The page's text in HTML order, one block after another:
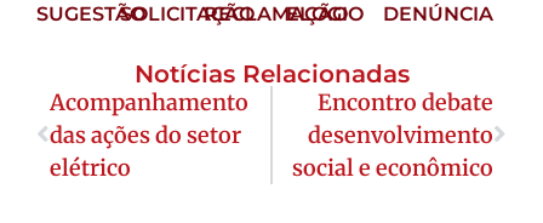
SUGESTÃOSOLICITAÇÃORECLAMAÇÃO
ELOGIO DENÚNCIA
Notícias Relacionadas
Acompanhamento
das ações do setor
elétrico
Encontro debate
desenvolvimento
social e econômico